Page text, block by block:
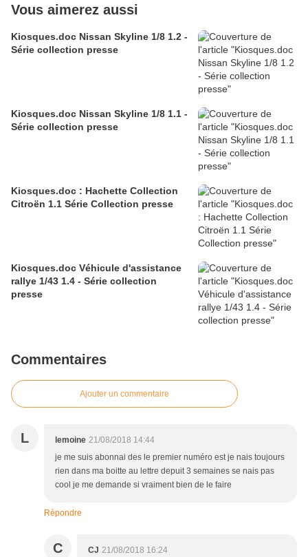
Vous aimerez aussi
Kiosques.doc Nissan Skyline 1/8 1.2 -
Série collection presse
Kiosques.doc Nissan Skyline 1/8 1.1 -
Série collection presse
Kiosques.doc : Hachette Collection
Citroën 1.1 Série Collection presse
Kiosques.doc Véhicule d'assistance
rallye 1/43 1.4 - Série collection
presse
Commentaires
Ajouter un commentaire
L lemoine 21/08/2018 14:44
je me suis abonnai des le premier numéro est je nais toujours
rien dans ma boitte au lettre depuit 3 semaines se nais pas
cool je me demande si vraiment bien de le faire
Répondre
C CJ 21/08/2018 16:24